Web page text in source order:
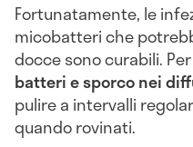
Fortunatamente, le
micobatteri che
docce sono curabili. Per
batteri e sporco nei
pulire a intervalli
quando rovinati.